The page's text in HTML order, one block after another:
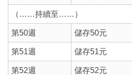
（……持續至……）
第50週 儲存50元
第51週 儲存51元
第52週 儲存52元